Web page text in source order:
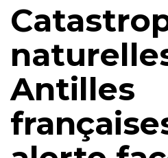
Antilles